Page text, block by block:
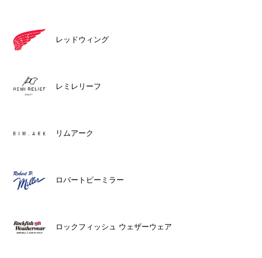
レッドウィング
レミレリーフ
リムアーク
ロバートピーミラー
ロックフィッシュ ウェザーウェア